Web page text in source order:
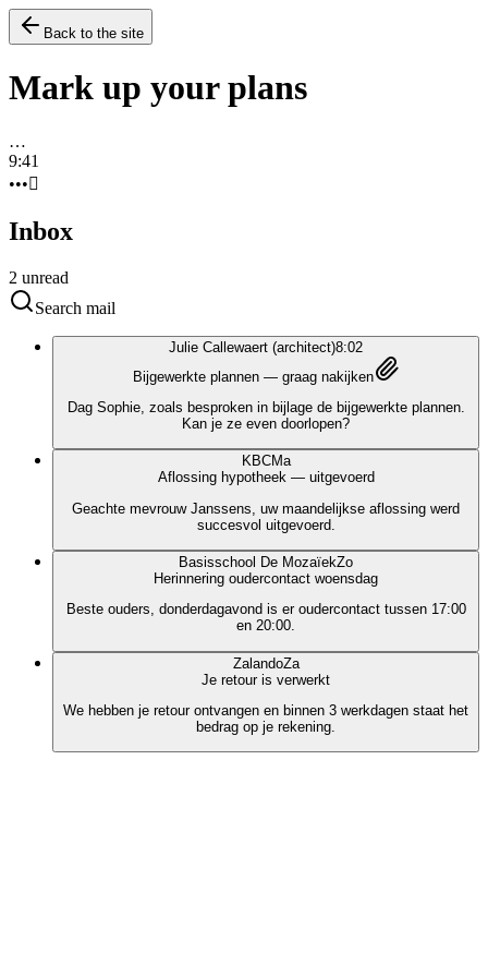
Back to the site
Mark up your plans
…
9:41
•••􀙇
Inbox
2 unread
Search mail
Julie Callewaert (architect)8:02
Bijgewerkte plannen — graag nakijken
Dag Sophie, zoals besproken in bijlage de bijgewerkte plannen.
Kan je ze even doorlopen?
KBCMa
Aflossing hypotheek — uitgevoerd
Geachte mevrouw Janssens, uw maandelijkse aflossing werd
succesvol uitgevoerd.
Basisschool De MozaïekZo
Herinnering oudercontact woensdag
Beste ouders, donderdagavond is er oudercontact tussen 17:00
en 20:00.
ZalandoZa
Je retour is verwerkt
We hebben je retour ontvangen en binnen 3 werkdagen staat het
bedrag op je rekening.